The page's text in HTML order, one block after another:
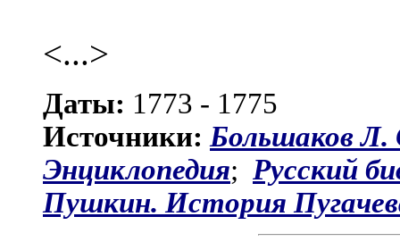
<...>
Даты: 1773 - 1775
Источники:Большаков Л.
Энциклопедия; Русский
Пушкин. История